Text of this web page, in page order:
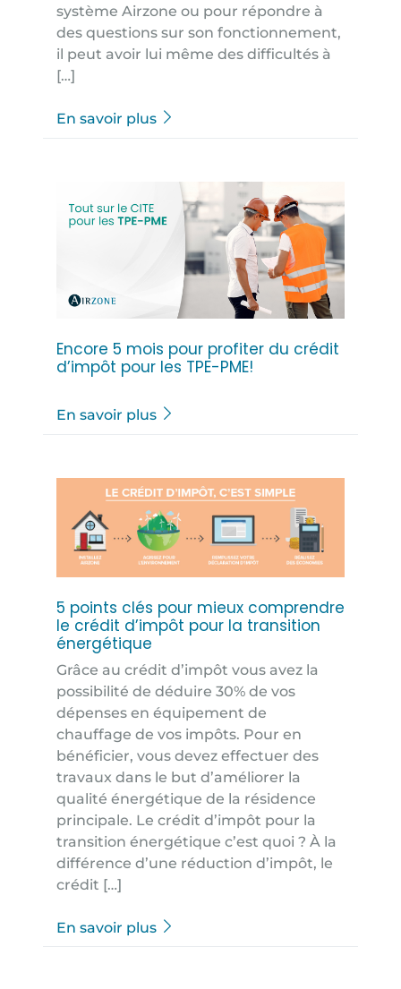
système Airzone ou pour répondre à
des questions sur son fonctionnement,
il peut avoir lui même des difficultés à
[…]
En savoir plus
Encore 5 mois pour profiter du crédit
d’impôt pour les TPE-PME!
En savoir plus
5 points clés pour mieux comprendre
le crédit d’impôt pour la transition
énergétique
Grâce au crédit d’impôt vous avez la
possibilité de déduire 30% de vos
dépenses en équipement de
chauffage de vos impôts. Pour en
bénéficier, vous devez effectuer des
travaux dans le but d’améliorer la
qualité énergétique de la résidence
principale. Le crédit d’impôt pour la
transition énergétique c’est quoi ? À la
différence d’une réduction d’impôt, le
crédit […]
En savoir plus